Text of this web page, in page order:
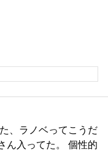
、ラノベってこうだ
入ってた。 個性的